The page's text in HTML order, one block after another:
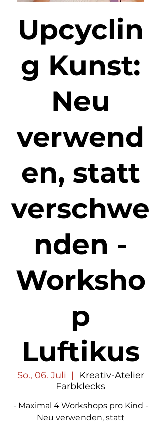
Upcyclin
g Kunst:
Neu
verwend
en, statt
verschwe
nden -
Worksho
p
Luftikus
So., 06. Juli
  |
Kreativ-Atelier
Farbklecks
- Maximal 4 Workshops pro Kind -
Neu verwenden, statt